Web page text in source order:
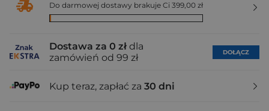
Do darmowej dostawy brakuje Ci 399,00 zł
Dostawa za 0 zł dla
zamówień od 99 zł
DOŁĄCZ
Kup teraz, zapłać za 30 dni